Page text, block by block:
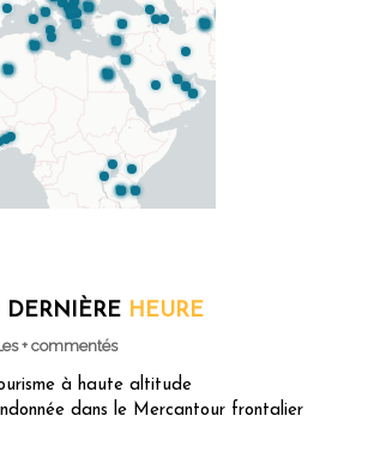
DERNIÈRE HEURE
+ commentés
à haute altitude
dans le Mercantour frontalier